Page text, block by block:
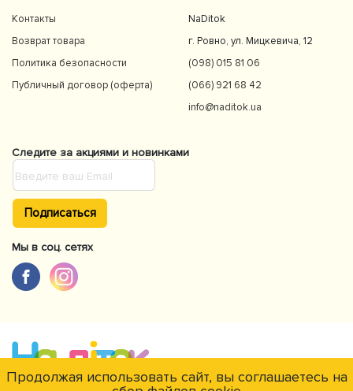
Контакты
Возврат товара
Политика безопасности
Публичный договор (оферта)
NaDitok
г. Ровно, ул. Мицкевича, 12
(098) 015 81 06
(066) 921 68 42
info@naditok.ua
Следите за акциями и новинками
Подписаться
Мы в соц. сетях
Продолжая использовать сайт, вы соглашаетесь на